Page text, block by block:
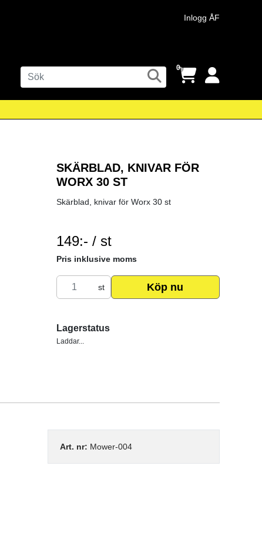
Inlogg ÅF
0
SKÄRBLAD, KNIVAR FÖR
WORX 30 ST
Skärblad, knivar för Worx 30 st
149:- / st
SEK per ST
Pris inklusive moms
st Köp nu
Lagerstatus
Laddar...
Art. nr: Mower-004